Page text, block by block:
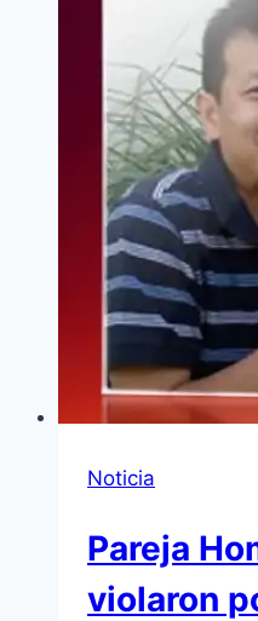
Noticia
Pareja
violaron